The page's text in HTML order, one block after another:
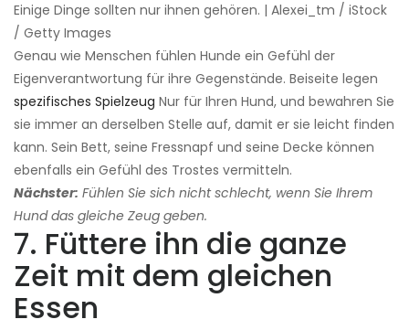
Einige Dinge sollten nur ihnen gehören. | Alexei_tm / iStock
/ Getty Images
Genau wie Menschen fühlen Hunde ein Gefühl der
Eigenverantwortung für ihre Gegenstände. Beiseite legen
spezifisches Spielzeug Nur für Ihren Hund, und bewahren Sie
sie immer an derselben Stelle auf, damit er sie leicht finden
kann. Sein Bett, seine Fressnapf und seine Decke können
ebenfalls ein Gefühl des Trostes vermitteln.
Nächster: Fühlen Sie sich nicht schlecht, wenn Sie Ihrem
Hund das gleiche Zeug geben.
7. Füttere ihn die ganze
Zeit mit dem gleichen
Essen